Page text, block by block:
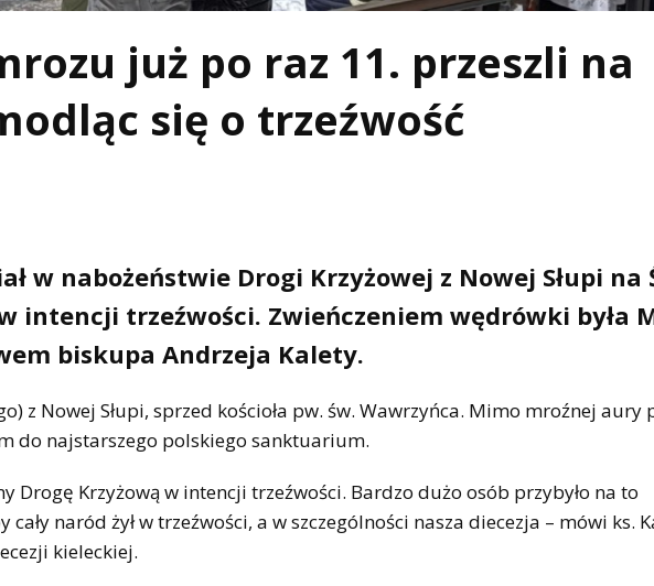
już po raz 11. przeszli na
się o trzeźwość
w nabożeństwie Drogi Krzyżowej z Nowej Słupi na
intencji trzeźwości. Zwieńczeniem wędrówki była
biskupa Andrzeja Kalety.
z Nowej Słupi, sprzed kościoła pw. św. Wawrzyńca. Mimo mroźnej aury
do najstarszego polskiego sanktuarium.
Drogę Krzyżową w intencji trzeźwości. Bardzo dużo osób przybyło na to
naród żył w trzeźwości, a w szczególności nasza diecezja – mówi ks.
kieleckiej.